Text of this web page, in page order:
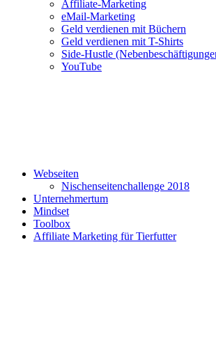
Affiliate-Marketing
eMail-Marketing
Geld verdienen mit Büchern
Geld verdienen mit T-Shirts
Side-Hustle
YouTube
Webseiten
Nischenseitenchallenge 2018
Unternehmertum
Mindset
Toolbox
Affiliate Marketing für Tierfutter